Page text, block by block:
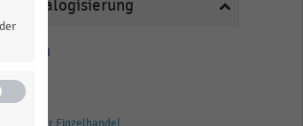
Katalogisierung
Einzelhandel